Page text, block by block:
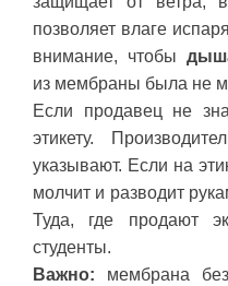
позволяет влаге
внимание, чтобы
из мембраны была не
Если продавец не
этикету.
указывают. Если на
молчит и разводит
Туда, где продают
студенты.
Важно: мембрана